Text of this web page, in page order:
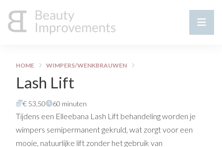
HOME WIMPERS/WENKBRAUWEN
Lash Lift
€ 53,50 60 minuten
Tijdens een Elleebana Lash Lift behandeling worden je
wimpers semipermanent gekruld, wat zorgt voor een
mooie, natuurlijke lift zonder het gebruik van